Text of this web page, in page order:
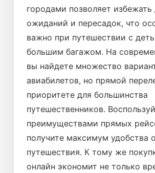
городами позволяет избежать
ожиданий и пересадок, что
важно при путешествии с
большим багажом. На
вы найдете множество
авиабилетов, но прямой
приоритете для большинства
путешественников.
преимуществами прямых
получите максимум удобства
путешествия. К тому же
онлайн экономит не только